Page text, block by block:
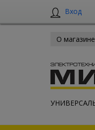
Вход
О магазине